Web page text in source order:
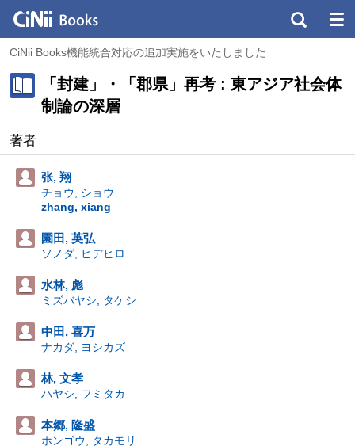
CiNii Books機能統合対応の追加実施をいたしました
「封建」・「郡県」再考 : 東アジア社会体
制論の深層
著者
张, 翔
チョウ, ショウ
zhang, xiang
園田, 英弘
ソノダ, ヒデヒロ
水林, 彪
ミズバヤシ, タケシ
中田, 喜万
ナカダ, ヨシカズ
林, 文孝
ハヤシ, フミタカ
本郷, 隆盛
ホンゴウ, タカモリ